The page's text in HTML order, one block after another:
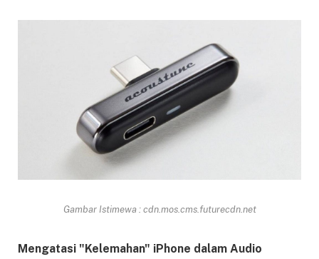
Gambar Istimewa : cdn.mos.cms.futurecdn.net
Mengatasi "Kelemahan" iPhone dalam Audio